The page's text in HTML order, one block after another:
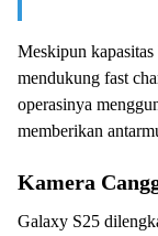
Meskipun
mendukung fast
operasinya
memberikan
Kamera
Galaxy S25